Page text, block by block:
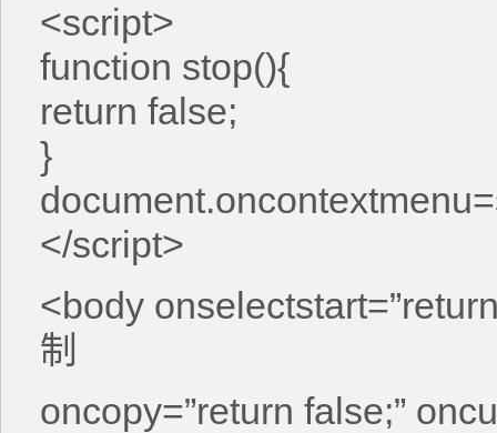
<script>
function stop(){
return false;
}
</script>
<body
制
oncopy=”return false;”